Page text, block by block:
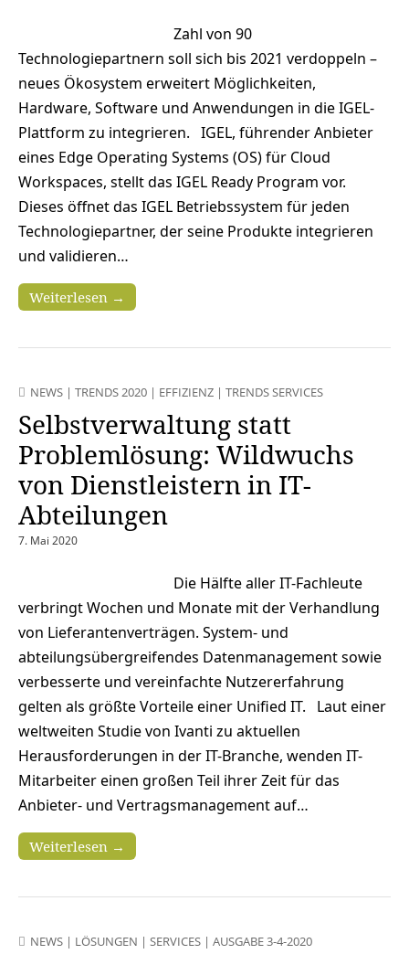
Zahl von 90
Technologiepartnern soll sich bis 2021 verdoppeln –
neues Ökosystem erweitert Möglichkeiten,
Hardware, Software und Anwendungen in die IGEL-
Plattform zu integrieren. IGEL, führender Anbieter
eines Edge Operating Systems (OS) für Cloud
Workspaces, stellt das IGEL Ready Program vor.
Dieses öffnet das IGEL Betriebssystem für jeden
Technologiepartner, der seine Produkte integrieren
und validieren…
Weiterlesen →
NEWS | TRENDS 2020 | EFFIZIENZ | TRENDS SERVICES
Selbstverwaltung statt
Problemlösung: Wildwuchs
von Dienstleistern in IT-
Abteilungen
7. Mai 2020
Die Hälfte aller IT-Fachleute
verbringt Wochen und Monate mit der Verhandlung
von Lieferantenverträgen. System- und
abteilungsübergreifendes Datenmanagement sowie
verbesserte und vereinfachte Nutzererfahrung
gelten als größte Vorteile einer Unified IT. Laut einer
weltweiten Studie von Ivanti zu aktuellen
Herausforderungen in der IT-Branche, wenden IT-
Mitarbeiter einen großen Teil ihrer Zeit für das
Anbieter- und Vertragsmanagement auf…
Weiterlesen →
NEWS | LÖSUNGEN | SERVICES | AUSGABE 3-4-2020